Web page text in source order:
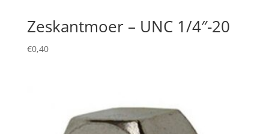
Zeskantmoer – UNC 1/4″-20
€0,40